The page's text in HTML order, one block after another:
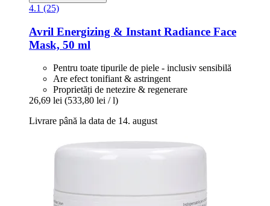
4.1 (25)
Avril Energizing & Instant Radiance Face
Mask, 50 ml
Pentru toate tipurile de piele - inclusiv sensibilă
Are efect tonifiant & astringent
Proprietăți de netezire & regenerare
26,69 lei (533,80 lei / l)
Livrare până la data de 14. august